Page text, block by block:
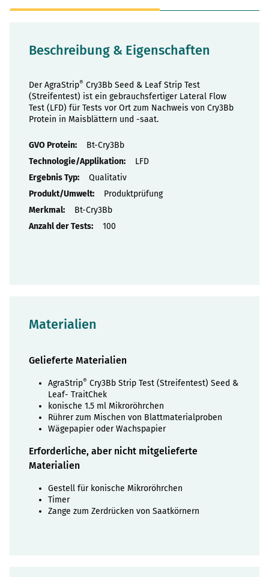
Beschreibung & Eigenschaften
Der AgraStrip® Cry3Bb Seed & Leaf Strip Test
(Streifentest) ist ein gebrauchsfertiger Lateral Flow
Test (LFD) für Tests vor Ort zum Nachweis von Cry3Bb
Protein in Maisblättern und -saat.
Eigenschaften
Bt-Cry3Bb
LFD
Qualitativ
Produktprüfung
Bt-Cry3Bb
100
Materialien
Gelieferte Materialien
AgraStrip® Cry3Bb Strip Test (Streifentest) Seed &
Leaf- TraitChek
konische 1.5 ml Mikroröhrchen
Rührer zum Mischen von Blattmaterialproben
Wägepapier oder Wachspapier
Erforderliche, aber nicht mitgelieferte
Materialien
Gestell für konische Mikroröhrchen
Timer
Zange zum Zerdrücken von Saatkörnern